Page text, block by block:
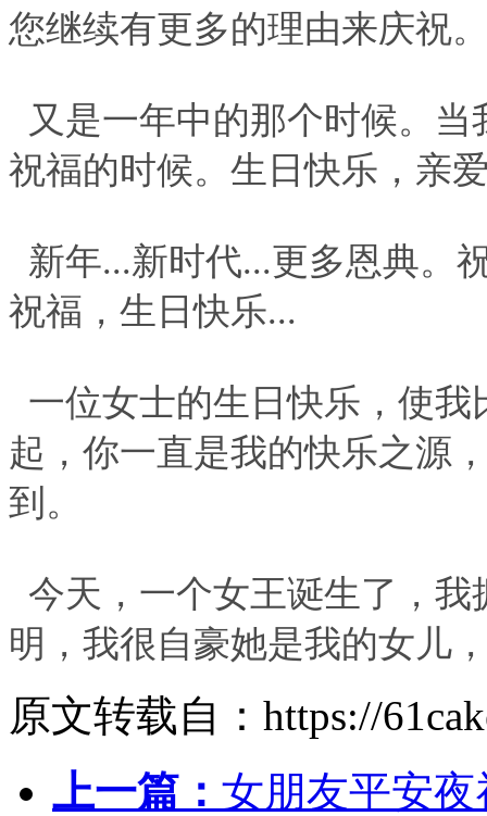
您继续有更多的理由来庆祝
又是一年中的那个时候。
祝福的时候。生日快乐，亲
新年...新时代...更多恩典。
祝福，生日快乐...
一位女士的生日快乐，使
起，你一直是我的快乐之源
到。
今天，一个女王诞生了，
明，我很自豪她是我的女儿
原文转载自：https://
上一篇： 女朋友平安